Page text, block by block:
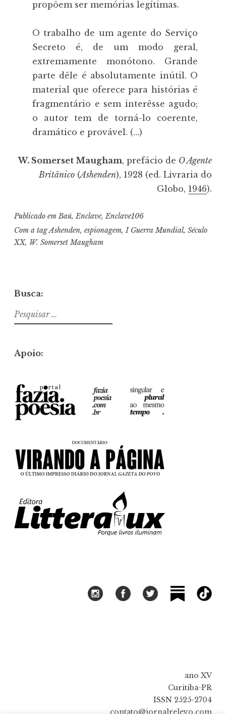
propõem ser memórias legítimas.
O trabalho de um agente do Serviço
Secreto é, de um modo geral,
extremamente monótono. Grande
parte dêle é absolutamente inútil. O
material que oferece para histórias é
fragmentário e sem interêsse agudo;
o autor tem de torná-lo coerente,
dramático e provável. (…)
W. Somerset Maugham, prefácio de O Agente
Britânico (Ashenden), 1928 (ed. Livraria do
Globo, 1946).
Publicado emBaú,Enclave,Enclave106
Com a tagAshenden, espionagem,I Guerra Mundial, Século
XX, W. Somerset Maugham
Busca:
Pesquisar
por:
Apoio:
ano XV
Curitiba-PR
ISSN 2525-2704
contato@jornalrelevo.com